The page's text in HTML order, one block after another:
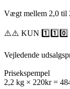
Vægt mellem 2,0 til
⚠️⚠️ KUN 1️⃣1️⃣0️⃣
Vejledende
Prisekspempel
2,2 kg × 220kr =